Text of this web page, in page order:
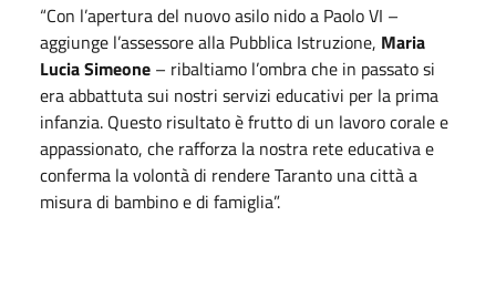
“Con l’apertura del nuovo asilo nido a Paolo VI –
aggiunge l’assessore alla Pubblica Istruzione, Maria
Lucia Simeone – ribaltiamo l’ombra che in passato si
era abbattuta sui nostri servizi educativi per la prima
infanzia. Questo risultato è frutto di un lavoro corale e
appassionato, che rafforza la nostra rete educativa e
conferma la volontà di rendere Taranto una città a
misura di bambino e di famiglia”.